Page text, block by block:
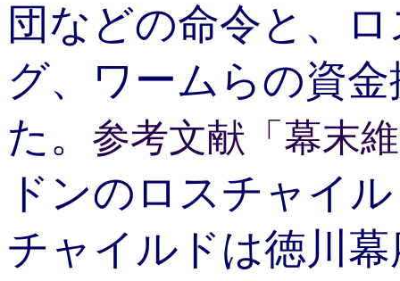
団などの命令と、
グ、ワームらの資
た。 参考文献「幕末
ドンのロスチャイ
チャイルドは徳川